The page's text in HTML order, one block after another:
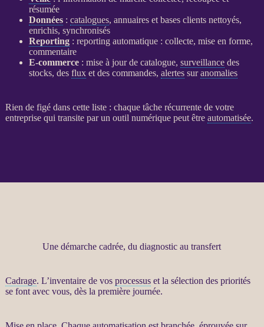
résumée
Données: catalogues, annuaires et bases clients nettoyés,
enrichis, synchronisés
Reporting: reportingautomatique : collecte, mise en forme,
commentaire
E-commerce: mise à jour de catalogue, surveillancedes
stocks, des fluxet des commandes, alertessuranomalies
Rien de figé dans cette liste : chaque tâche récurrente de votre
entreprise qui transite par un outil numérique peut être automatisée.
Une démarche cadrée, du diagnostic au transfert
Cadrage. L’inventaire de vos processuset la sélection des priorités
se font avec vous, dès la première journée.